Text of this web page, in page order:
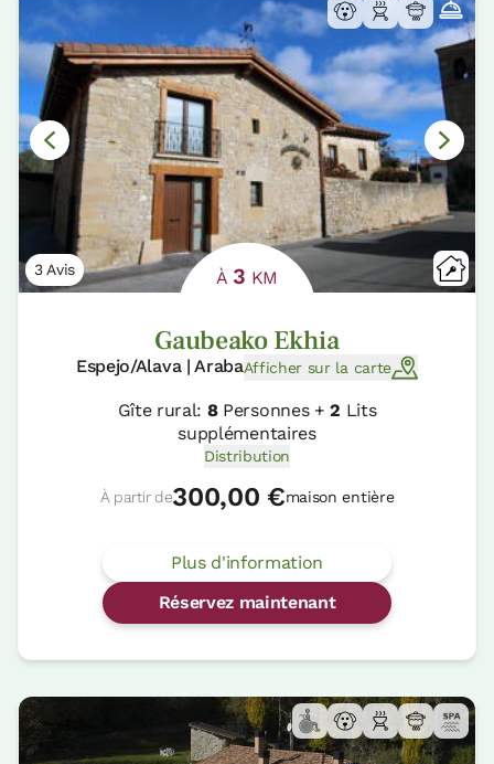
3 Avis À 3 KM
Gaubeako Ekhia
Espejo/Alava | ArabaAfficher sur la carte
Gîte rural: 8Personnes +2 Lits
supplémentaires
Distribution
À partir de300,00 €maison entière
Plus d'information
Réservez maintenant